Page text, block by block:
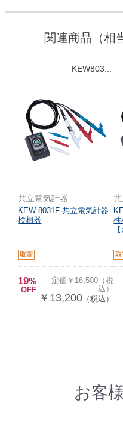
関連商品（相
KEW803...
共立電気計器
KEW 8031F 共立電気計器
検相器
取寄
19%
OFF
定価￥16,500（税
込）
￥13,200 （税込）
検
取
お客